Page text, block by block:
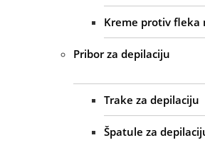
Kreme protiv fleka
Pribor za depilaciju
Trake za depilaciju
Špatule za